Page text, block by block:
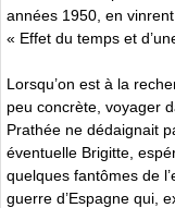
années 1950, en
« Effet du temps et
Lorsqu’on est à la
peu concrète, voyager
Prathée ne dédaignait
éventuelle Brigitte,
quelques fantômes de
guerre d’Espagne qui,